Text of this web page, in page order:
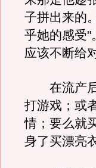
子拼出来的
乎她的感受"
应该不断给
在流产后
打游戏；或
情；要么就
身了买漂亮